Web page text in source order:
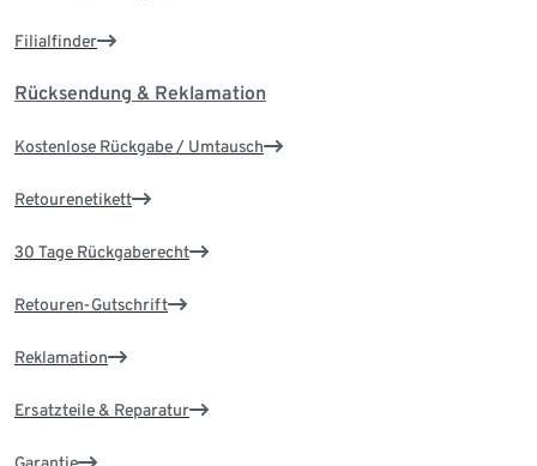
Filialfinder
Rücksendung & Reklamation
Kostenlose Rückgabe / Umtausch
Retourenetikett
30 Tage Rückgaberecht
Retouren-Gutschrift
Reklamation
Ersatzteile & Reparatur